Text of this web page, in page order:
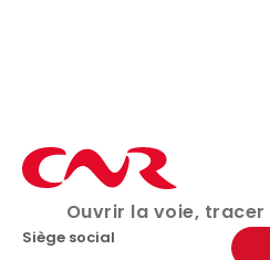
Ouvrir la voie, tracer
Siège social